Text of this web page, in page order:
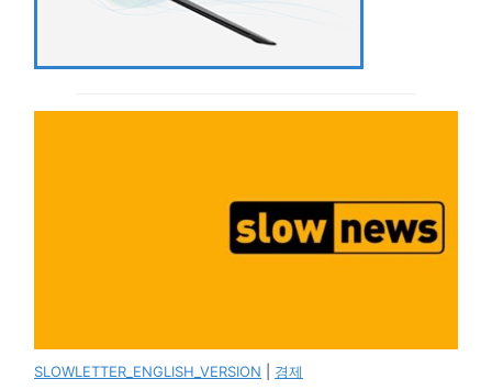
SLOWLETTER_ENGLISH_VERSION 경제